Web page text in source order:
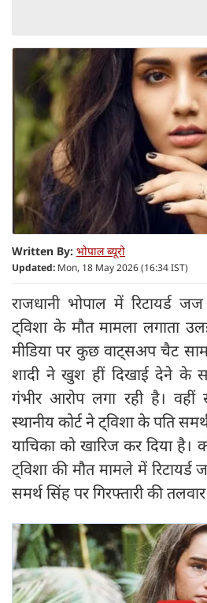
Written By: भोपाल ब्यूरो
Updated: Mon, 18 May 2026 (16:34 IST)
राजधानी भोपाल में रिटायर्ड
ट्विशा के मौत मामला लगाता
मीडिया पर कुछ वाट्सअप चैट
शादी ने खुश हीं दिखाई देने के
गंभीर आरोप लगा रही है। वहीं
स्थानीय कोर्ट ने ट्विशा के पति
याचिका को खारिज कर दिया
ट्विशा की मौत मामले में रिटायर्ड
समर्थ सिंह पर गिरफ्तारी की